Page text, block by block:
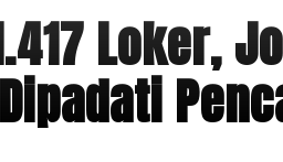
Loker,